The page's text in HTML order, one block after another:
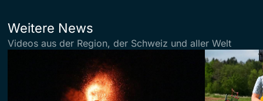
Weitere News
Videos aus der Region, der Schweiz und aller Welt